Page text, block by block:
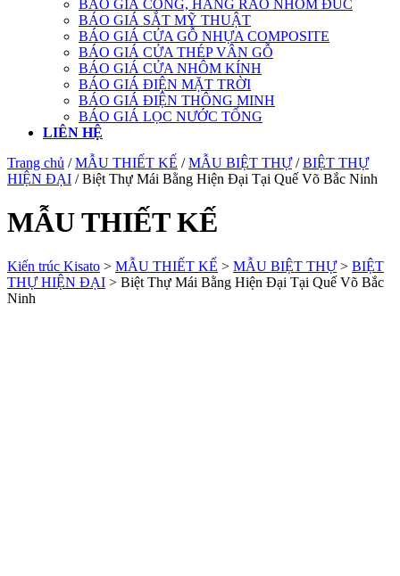
BÁO GIÁ CỔNG, HÀNG RÀO NHÔM ĐÚC
BÁO GIÁ SẮT MỸ THUẬT
BÁO GIÁ CỬA GỖ NHỰA COMPOSITE
BÁO GIÁ CỬA THÉP VÂN GỖ
BÁO GIÁ CỬA NHÔM KÍNH
BÁO GIÁ ĐIỆN MẶT TRỜI
BÁO GIÁ ĐIỆN THÔNG MINH
BÁO GIÁ LỌC NƯỚC TỔNG
LIÊN HỆ
Trang chủ /MẪU THIẾT KẾ /MẪU BIỆT THỰ/BIỆT THỰ
HIỆN ĐẠI / Biệt Thự Mái Bằng Hiện Đại Tại Quế Võ Bắc Ninh
MẪU THIẾT KẾ
Kiến trúc Kisato > MẪU THIẾT KẾ > MẪU BIỆT THỰ> BIỆT
THỰ HIỆN ĐẠI > Biệt Thự Mái Bằng Hiện Đại Tại Quế Võ Bắc
Ninh